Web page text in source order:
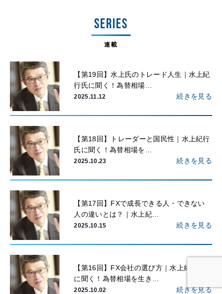
SERIES
連載
【第19回】水上氏のトレード人生｜水上紀
行氏に聞く！為替相場…
2025.11.12 続きを見る
【第18回】トレーダーと国民性｜水上紀行
氏に聞く！為替相場を…
2025.10.23 続きを見る
【第17回】FXで成長できる人・できない
人の違いとは？｜水上紀…
2025.10.15 続きを見る
【第16回】FX会社の選び方｜水上紀行氏
に聞く！為替相場を生き…
2025.10.02 続きを見る